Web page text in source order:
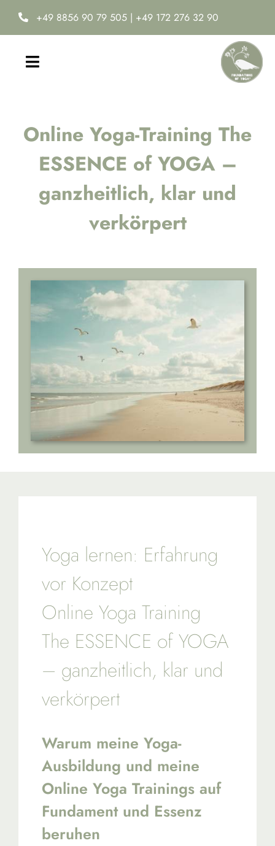
Inhalt
+49 8856 90 79 505| +49 172 276 32 90
Toggle
Yoga-Ausbildung
Online Yoga Academy
Neuro-Ease®
Über uns
Referenzen
Newsblog
Kontakt
Online Yoga-Training The
ESSENCE of YOGA –
ganzheitlich, klar und
verkörpert
Yoga lernen: Erfahrung
vor Konzept
Online Yoga Training
The ESSENCE of YOGA
– ganzheitlich, klar und
verkörpert
Warum meine Yoga-
Ausbildung und meine
Online Yoga Trainings auf
Fundament und Essenz
beruhen